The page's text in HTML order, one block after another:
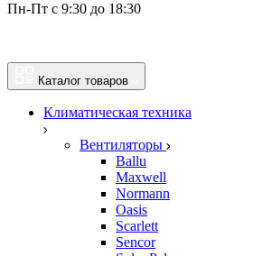
Пн-Пт с 9:30 до 18:30
Каталог товаров
Климатическая техника
Вентиляторы
Ballu
Maxwell
Normann
Oasis
Scarlett
Sencor